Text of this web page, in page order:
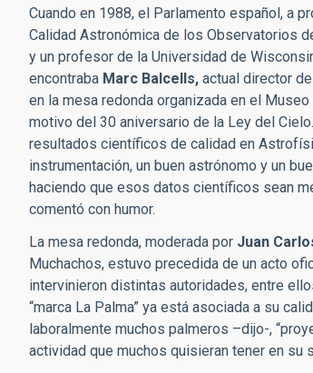
Cuando en 1988, el Parlamento español, a
Calidad Astronómica de los Observatorios
y un profesor de la Universidad de
encontraba Marc Balcells, actual director
en la mesa redonda organizada en el
motivo del 30 aniversario de la Ley del
resultados científicos de calidad en
instrumentación, un buen astrónomo y un
haciendo que esos datos científicos sean
comentó con humor.
La mesa redonda, moderada por Juan
Muchachos, estuvo precedida de un acto
intervinieron distintas autoridades, entre
“marca La Palma” ya está asociada a su
laboralmente muchos palmeros –dijo-,
actividad que muchos quisieran tener en su